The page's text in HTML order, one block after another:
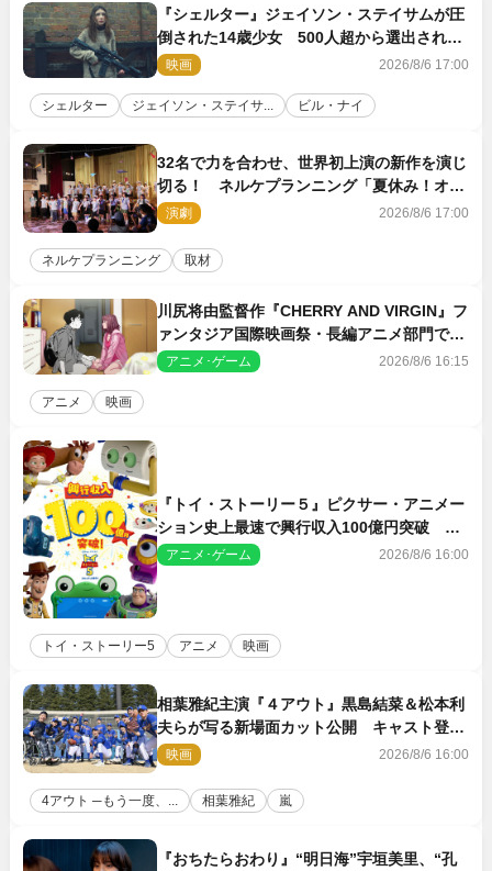
『シェルター』ジェイソン・ステイサムが圧
倒された14歳少女 500人超から選出された
新鋭ボディ・レイ・ブレスナックとは
映画 2026/8/6 17:00
シェルター ジェイソン・ステイサ... ビル・ナイ
32名で力を合わせ、世界初上演の新作を演じ
切る！ ネルケプランニング「夏休み！オ
ン・ワークショップ2026」レポート【最終
日】
演劇 2026/8/6 17:00
ネルケプランニング 取材
川尻将由監督作『CHERRY AND VIRGIN』フ
ァンタジア国際映画祭・長編アニメ部門で観
客賞・金賞受賞！
アニメ･ゲーム 2026/8/6 16:15
アニメ 映画
『トイ・ストーリー５』ピクサー・アニメー
ション史上最速で興行収入100億円突破 シ
リーズNo.1興収が目前
アニメ･ゲーム 2026/8/6 16:00
トイ・ストーリー5 アニメ 映画
相葉雅紀主演『４アウト』黒島結菜＆松本利
夫らが写る新場面カット公開 キャスト登壇
イベントも決定
映画 2026/8/6 16:00
4アウト ─もう一度、... 相葉雅紀 嵐
『おちたらおわり』“明日海”宇垣美里、“孔